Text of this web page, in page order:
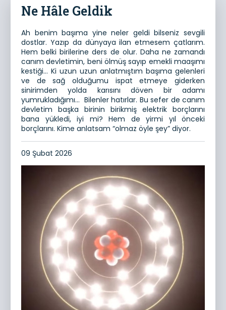
Ne Hâle Geldik
Ah benim başıma yine neler geldi bilseniz sevgili
dostlar. Yazıp da dünyaya ilan etmesem çatlarım.
Hem belki birilerine ders de olur. Daha ne zamandı
canım devletimin, beni ölmüş sayıp emekli maaşımı
kestiği… Ki uzun uzun anlatmıştım başıma gelenleri
ve de sağ olduğumu ispat etmeye giderken
sinirimden yolda karısını döven bir adamı
yumrukladığımı… Bilenler hatırlar. Bu sefer de canım
devletim başka birinin birikmiş elektrik borçlarını
bana yükledi, iyi mi? Hem de yirmi yıl önceki
borçlarını. Kime anlatsam “olmaz öyle şey” diyor.
09 Şubat 2026